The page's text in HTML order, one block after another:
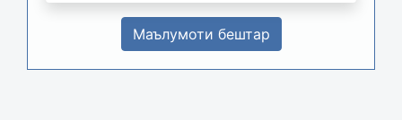
Маълумоти бештар